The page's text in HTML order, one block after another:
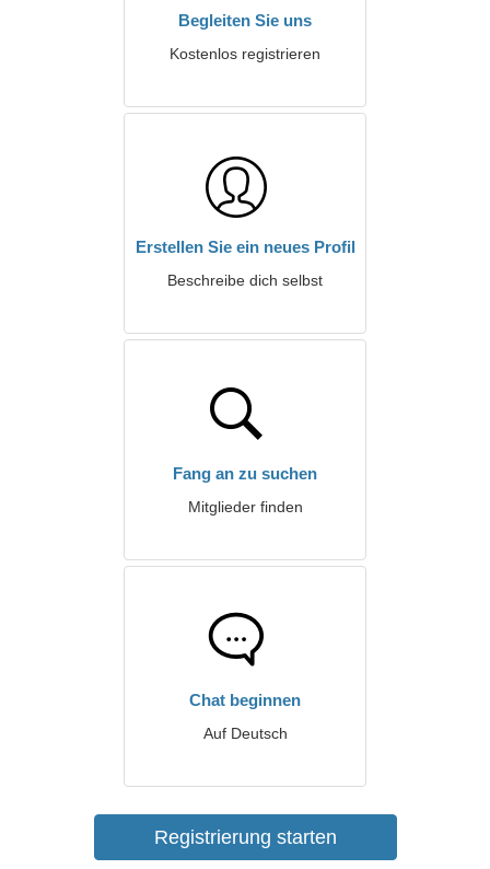
Begleiten Sie uns
Kostenlos registrieren
Erstellen Sie ein neues Profil
Beschreibe dich selbst
Fang an zu suchen
Mitglieder finden
Chat beginnen
Auf Deutsch
Registrierung starten